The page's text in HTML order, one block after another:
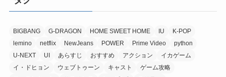
BIGBANG G-DRAGON HOME SWEET HOME IU
K-POP
lemino
netflix NewJeans POWER Prime Video
python
U-NEXT
UI あらすじ おすすめ アクション
イカゲーム
イ・ドヒョン
ウェブトゥーン キャスト
ゲーム攻略